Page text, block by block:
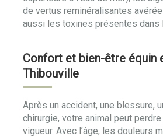
de vertus reminéralisantes
aussi les toxines présentes dans
Confort et bien-être équin
Thibouville
Après un accident, une blessure,
chirurgie, votre animal peut
vigueur. Avec l’âge, les douleurs